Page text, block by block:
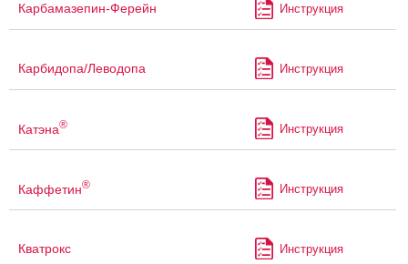
Карбамазепин-Ферейн Инструкция
Карбидопа/Леводопа Инструкция
Катэна® Инструкция
Каффетин® Инструкция
Кватрокс Инструкция